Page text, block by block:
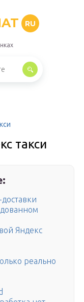
RU
такси
Яндекс
реально